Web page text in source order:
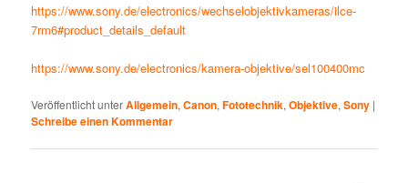
https://www.sony.de/electronics/wechselobjektivkameras/ilce-
7rm6#product_details_default
https://www.sony.de/electronics/kamera-objektive/sel100400mc
Veröffentlicht unterAllgemein,Canon,Fototechnik,Objektive,Sony |
Schreibe einen Kommentar